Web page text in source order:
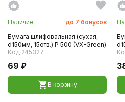
Наличие до 7 бонусов
Бумага шлифовальная (сухая,
d150мм, 15отв.) P 500 (VX-Green)
Код 245327
69 ₽
В корзину